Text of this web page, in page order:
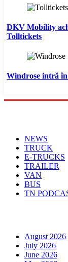
DKV Mobility
Tolltickets
Windrose intră
NEWS
TRUCK
E-TRUCKS
TRAILER
VAN
BUS
TN
August 2026
July 2026
June 2026